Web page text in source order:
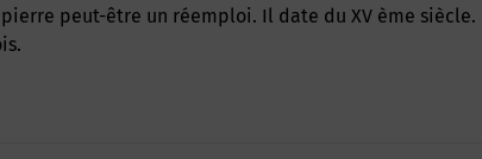
peut-être un réemploi. Il date du XV ème siècle.